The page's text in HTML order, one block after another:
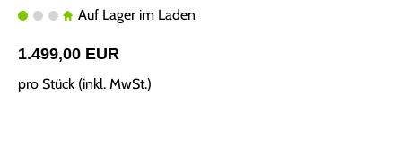
Auf Lager im Laden
1.499,00 EUR
pro Stück (inkl. MwSt.)